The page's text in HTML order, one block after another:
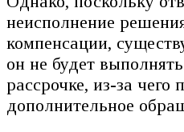
неисполнение
компенсации,
он не будет
рассрочке, из-за чего
дополнительное